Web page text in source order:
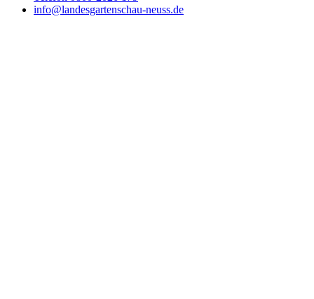
info@landesgartenschau-neuss.de